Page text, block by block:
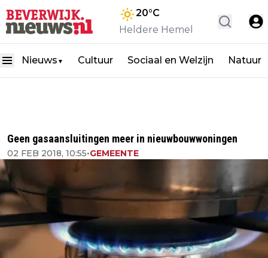
20°C
Heldere Hemel
Nieuws ▼ Cultuur Sociaal en Welzijn Natuur
Geen gasaansluitingen meer in nieuwbouwwoningen
02 FEB 2018, 10:55•GEMEENTE